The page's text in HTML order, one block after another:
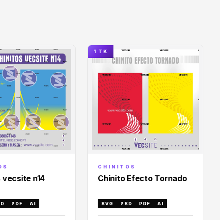
n14
PDF AI
1 TK
CHINITOS
Chinito Efecto Tornado
SVG PSD PDF AI